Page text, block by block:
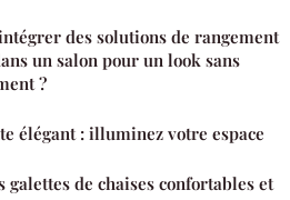
des solutions de rangement
un salon pour un look sans
?
élégant : illuminez votre espace
galettes de chaises confortables et